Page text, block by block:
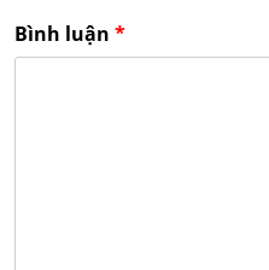
Bình luận *